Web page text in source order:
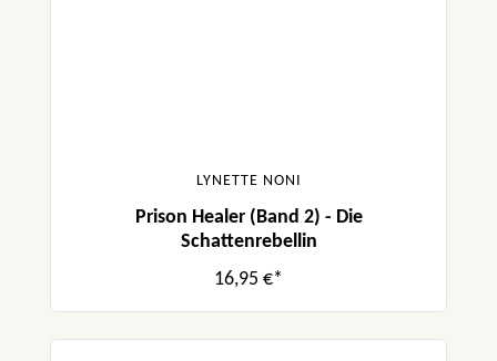
LYNETTE NONI
Prison Healer (Band 2) - Die
Schattenrebellin
16,95 €*